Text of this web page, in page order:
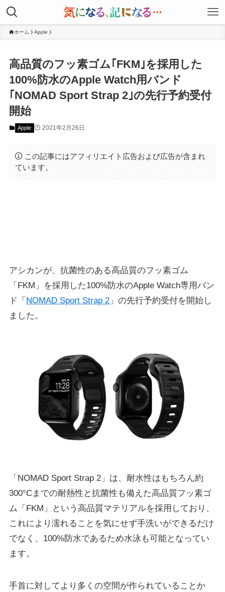
ホーム Apple
高品質のフッ素ゴム｢FKM｣を採用した
100%防水のApple Watch用バンド
｢NOMAD Sport Strap 2｣の先行予約受付
開始
Apple 2021年2月26日
この記事にはアフィリエイト広告および広告が含まれ
ています。
アシカンが、抗菌性のある高品質のフッ素ゴム
「FKM」を採用した100%防水のApple Watch専用バン
ド「 NOMAD Sport Strap 2」の先行予約受付を開始し
ました。
「NOMAD Sport Strap 2」は、耐水性はもちろん約
300°Cまでの耐熱性と抗菌性も備えた高品質フッ素ゴ
ム「FKM」という高品質マテリアルを採用しており、
これにより濡れることを気にせず手洗いができるだけ
でなく、100%防水であるため水泳も可能となってい
ます。
手首に対してより多くの空間が作られていることか